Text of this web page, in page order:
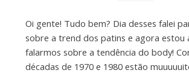
Oi gente! Tudo bem? Dia desses falei
sobre a trend dos patins e agora estou
falarmos sobre a tendência do body!
décadas de 1970 e 1980 estão